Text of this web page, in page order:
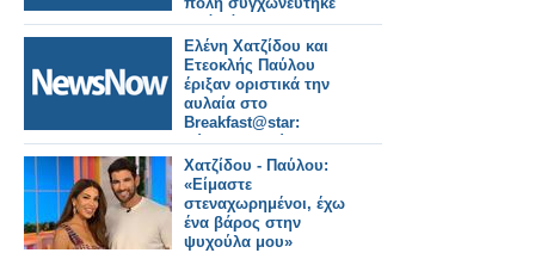
από κάτω του.
Ελένη Χατζίδου και
Ετεοκλής Παύλου
έριξαν οριστικά την
αυλαία στο
Breakfast@star:
Εύχομαι καλύτερες
μέρες για την
τηλεόραση
Χατζίδου - Παύλου:
«Είμαστε
στεναχωρημένοι, έχω
ένα βάρος στην
ψυχούλα μου»